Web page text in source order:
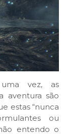
vez, as
aventura são
estas “nunca
ou
entendo o